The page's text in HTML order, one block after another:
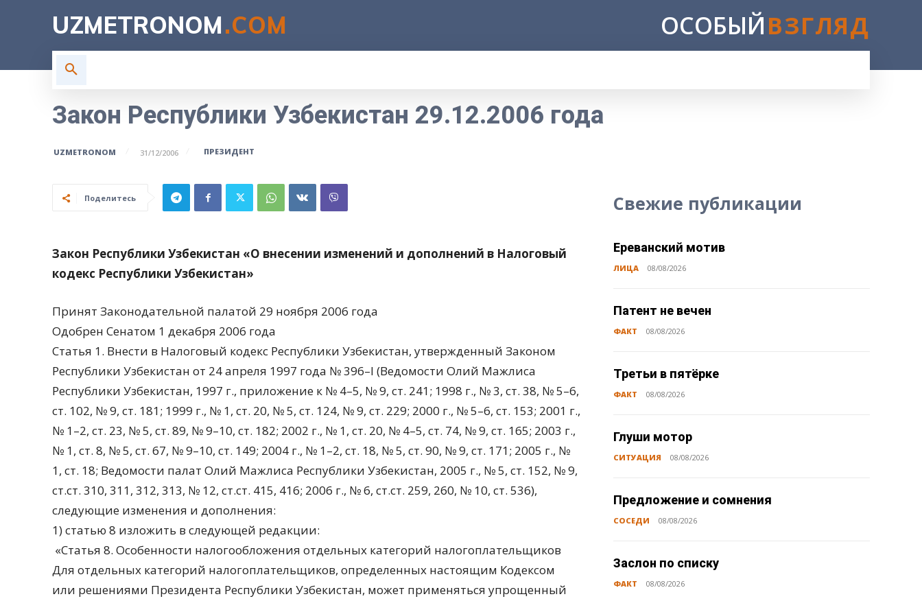
UZMETRONOM.COM ОСОБЫЙВЗГЛЯД
Закон Республики Узбекистан 29.12.2006 года
UZMETRONOM 31/12/2006 ПРЕЗИДЕНТ
Поделитесь
Закон Республики Узбекистан «О внесении изменений и дополнений в Налоговый
кодекс Республики Узбекистан»
Принят Законодательной палатой 29 ноября 2006 года
Одобрен Сенатом 1 декабря 2006 года
Статья 1. Внести в Налоговый кодекс Республики Узбекистан, утвержденный Законом
Республики Узбекистан от 24 апреля 1997 года № 396–I (Ведомости Олий Мажлиса
Республики Узбекистан, 1997 г., приложение к № 4–5, № 9, ст. 241; 1998 г., № 3, ст. 38, № 5–6,
ст. 102, № 9, ст. 181; 1999 г., № 1, ст. 20, № 5, ст. 124, № 9, ст. 229; 2000 г., № 5–6, ст. 153; 2001 г.,
№ 1–2, ст. 23, № 5, ст. 89, № 9–10, ст. 182; 2002 г., № 1, ст. 20, № 4–5, ст. 74, № 9, ст. 165; 2003 г.,
№ 1, ст. 8, № 5, ст. 67, № 9–10, ст. 149; 2004 г., № 1–2, ст. 18, № 5, ст. 90, № 9, ст. 171; 2005 г., №
1, ст. 18; Ведомости палат Олий Мажлиса Республики Узбекистан, 2005 г., № 5, ст. 152, № 9,
ст.ст. 310, 311, 312, 313, № 12, ст.ст. 415, 416; 2006 г., № 6, ст.ст. 259, 260, № 10, ст. 536),
следующие изменения и дополнения:
1) статью 8 изложить в следующей редакции:
«Статья 8. Особенности налогообложения отдельных категорий налогоплательщиков
Для отдельных категорий налогоплательщиков, определенных настоящим Кодексом
или решениями Президента Республики Узбекистан, может применяться упрощенный
Свежие публикации
Ереванский мотив
ЛИЦА 08/08/2026
Патент не вечен
ФАКТ 08/08/2026
Третьи в пятёрке
ФАКТ 08/08/2026
Глуши мотор
СИТУАЦИЯ 08/08/2026
Предложение и сомнения
СОСЕДИ 08/08/2026
Заслон по списку
ФАКТ 08/08/2026